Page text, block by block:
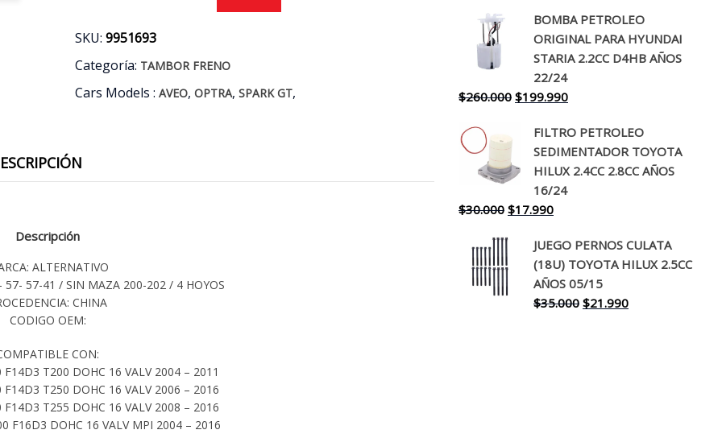
SKU:9951693
Categoría: TAMBOR FRENO
Cars Models :AVEO,OPTRA,SPARK GT,
Descripción
ALTERNATIVO
57- 57-41 / SIN MAZA 200-202 / 4 HOYOS
CHINA
CODIGO OEM:
CON:
F14D3 T200 DOHC 16 VALV 2004 – 2011
F14D3 T250 DOHC 16 VALV 2006 – 2016
F14D3 T255 DOHC 16 VALV 2008 – 2016
F16D3 DOHC 16 VALV MPI 2004 – 2016
original
era:
$650.000.
actual
es:
$519.990.
BOMBA PETROLEO
ORIGINAL PARA HYUNDAI
STARIA 2.2CC D4HB AÑOS
22/24
$260.000 El
original
era:
$260.000.
$199.990El
actual
es:
$199.990.
FILTRO PETROLEO
SEDIMENTADOR TOYOTA
HILUX 2.4CC 2.8CC AÑOS
16/24
$30.000 El
original
era:
$30.000.
$17.990El
actual
es:
$17.990.
JUEGO PERNOS CULATA
(18U) TOYOTA HILUX 2.5CC
AÑOS 05/15
$35.000 El
$21.990El